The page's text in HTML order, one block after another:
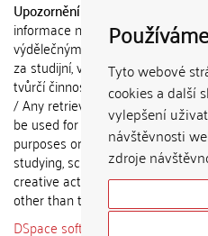
Tyto webové
cookies a další
vylepšení
návštěvnosti
zdroje
Upozornění / Notice:
informace nemohou být použity k
výdělečným účelům nebo
za studijní, vědeckou nebo jinou
tvůrčí činnost jiné osoby než
/ Any retrieved information shall
be used for any commercial
purposes or claimed as results of
studying, scientific or any other
creative activities of any person
other than the author.
DSpace software
copyright ©